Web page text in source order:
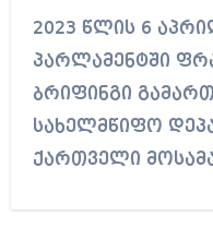
2023 წლის 6 აპრილს, საქართველოს
პარლამენტში
ბრიფინგი
სახელმწიფო
ქართველი